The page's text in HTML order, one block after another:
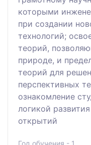
которыми
при создании
технологий;
теорий,
природе, и
теорий для
перспективных
ознакомление
логикой
открытий
Год обучения - 1